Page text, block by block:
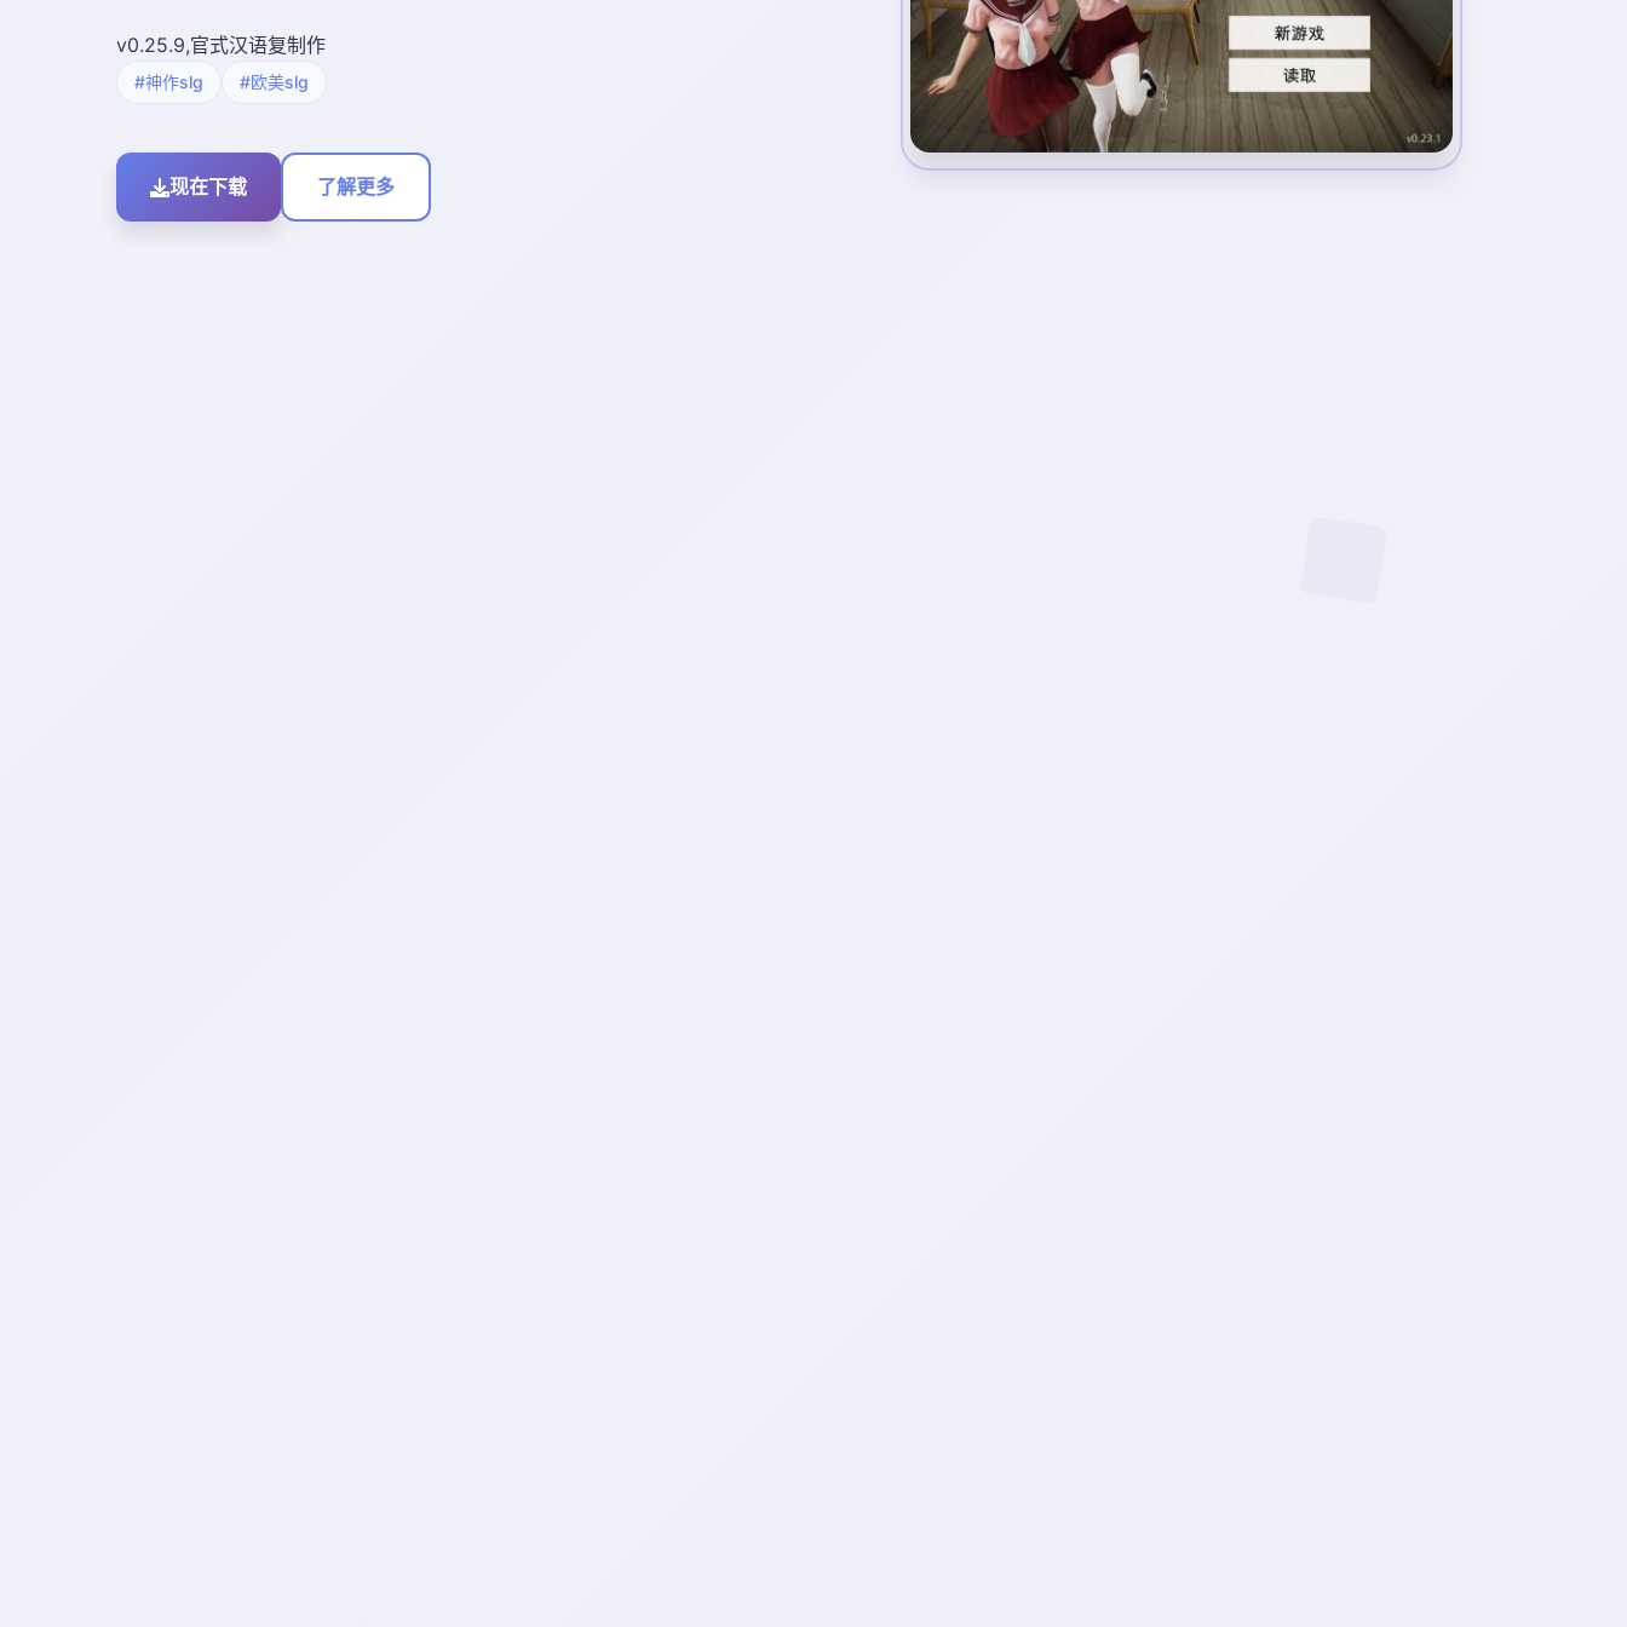
v0.25.9,官式汉语复制作
#神作slg #欧美slg
现在下载 了解更多